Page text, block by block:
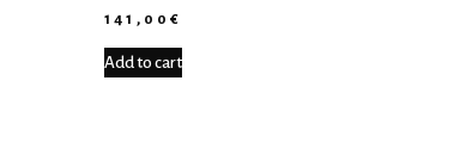
141,00€
Add to cart